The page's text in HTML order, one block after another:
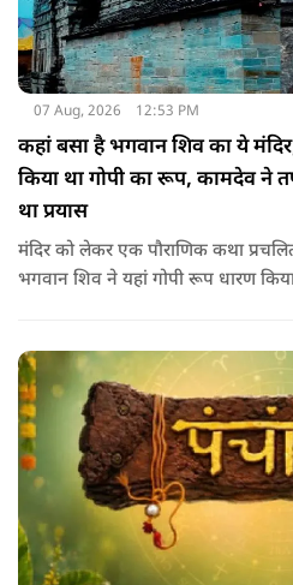
07 Aug, 2026 12:53 PM
कहां बसा है भगवान शिव का ये
किया था गोपी का रूप, कामदेव ने
था प्रयास
मंदिर को लेकर एक पौराणिक कथा
भगवान शिव ने यहां गोपी रूप धारण